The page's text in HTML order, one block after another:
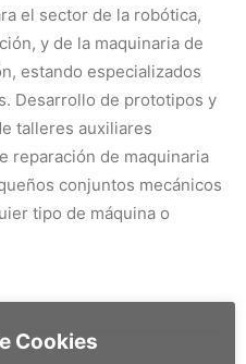
el sector de la robótica,
y de la maquinaria de
estando especializados
Desarrollo de prototipos y
talleres auxiliares
reparación de maquinaria
conjuntos mecánicos
tipo de máquina o
Cookies